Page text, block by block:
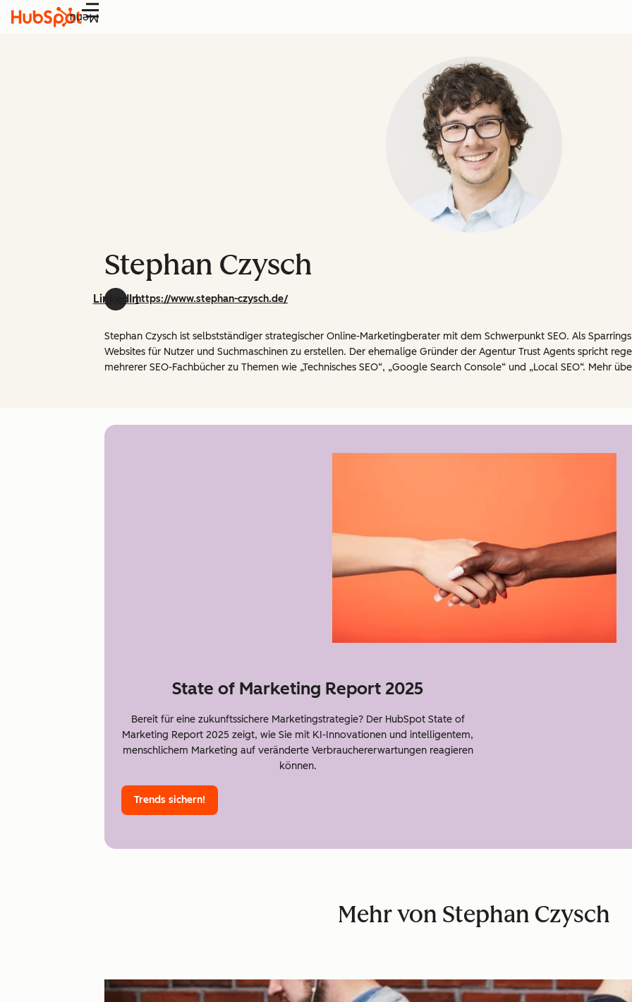
Menü
Stephan Czysch
LinkedInhttps://www.stephan-czysch.de/
Stephan Czysch ist selbstständiger strategischer Online-Marketingberater mit dem Schwerpunkt SEO. Als
Websites für Nutzer und Suchmaschinen zu erstellen. Der ehemalige Gründer der Agentur Trust Agents spricht
mehrerer SEO-Fachbücher zu Themen wie „Technisches SEO“, „Google Search Console“ und „Local SEO“. Mehr
State of Marketing Report 2025
Bereit für eine zukunftssichere Marketingstrategie? Der HubSpot State of
Marketing Report 2025 zeigt, wie Sie mit KI-Innovationen und intelligentem,
menschlichem Marketing auf veränderte Verbrauchererwartungen reagieren
können.
Trends sichern!
Mehr von Stephan Czysch